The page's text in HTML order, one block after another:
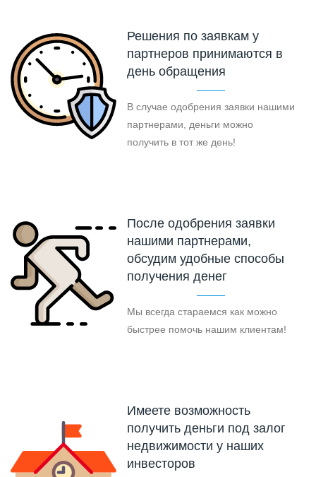
Решения по заявкам у
партнеров принимаются в
день обращения
В случае одобрения заявки нашими
партнерами, деньги можно
получить в тот же день!
После одобрения заявки
нашими партнерами,
обсудим удобные способы
получения денег
Мы всегда стараемся как можно
быстрее помочь нашим клиентам!
Имеете возможность
получить деньги под залог
недвижимости у наших
инвесторов